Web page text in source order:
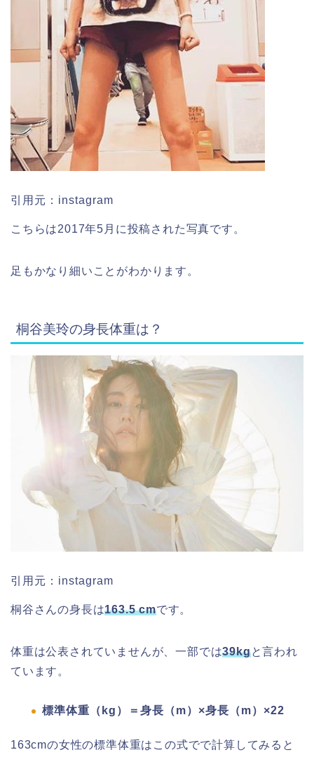
引用元：instagram
こちらは2017年5月に投稿された写真です。
足もかなり細いことがわかります。
桐谷美玲の身長体重は？
引用元：instagram
桐谷さんの身長は163.5 cmです。
体重は公表されていませんが、一部では39kgと言われ
ています。
標準体重（kg）＝身長（m）×身長（m）×22
163cmの女性の標準体重はこの式でで計算してみると